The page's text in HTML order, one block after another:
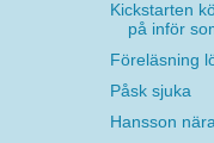
Kickstarten
på inför
Föreläsning
Påsk sjuka
Hansson